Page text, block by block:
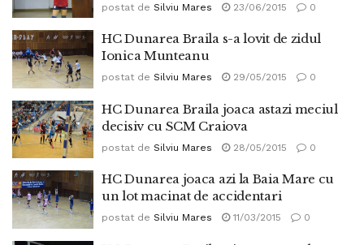
postat de Silviu Mares 23/06/2015 0
HC Dunarea Braila s-a lovit de zidul
Ionica Munteanu
postat de Silviu Mares 29/05/2015 0
HC Dunarea Braila joaca astazi meciul
decisiv cu SCM Craiova
postat de Silviu Mares 28/05/2015 0
HC Dunarea joaca azi la Baia Mare cu
un lot macinat de accidentari
postat de Silviu Mares 11/03/2015 0